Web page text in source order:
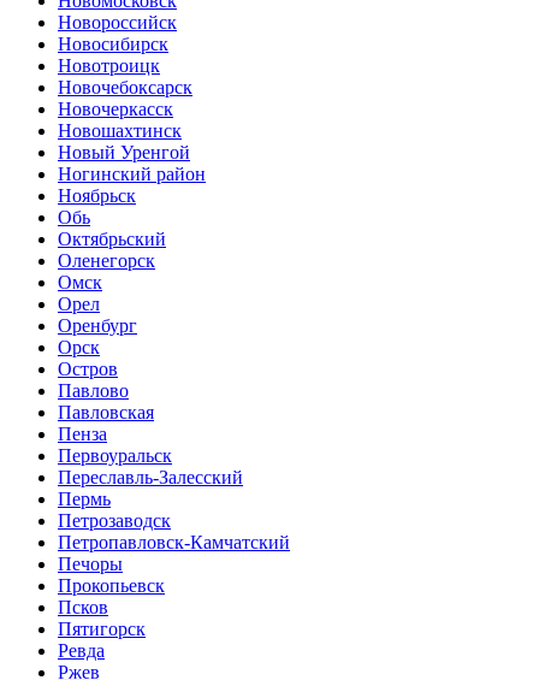
Новороссийск
Новосибирск
Новотроицк
Новочебоксарск
Новочеркасск
Новошахтинск
Новый Уренгой
Ногинский район
Ноябрьск
Обь
Октябрьский
Оленегорск
Омск
Орел
Оренбург
Орск
Остров
Павлово
Павловская
Пенза
Первоуральск
Переславль-Залесский
Пермь
Петрозаводск
Петропавловск-Камчатский
Печоры
Прокопьевск
Псков
Пятигорск
Ревда
Ржев